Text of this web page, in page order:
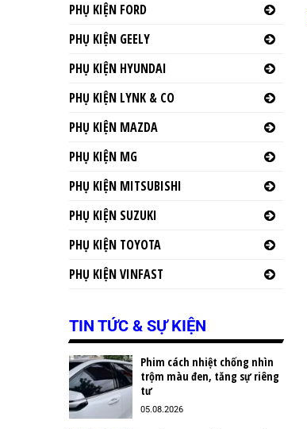
PHỤ KIỆN FORD
PHỤ KIỆN GEELY
PHỤ KIỆN HYUNDAI
PHỤ KIỆN LYNK & CO
PHỤ KIỆN MAZDA
PHỤ KIỆN MG
PHỤ KIỆN MITSUBISHI
PHỤ KIỆN SUZUKI
PHỤ KIỆN TOYOTA
PHỤ KIỆN VINFAST
TIN TỨC & SỰ KIỆN
Phim cách nhiệt chống nhìn
trộm màu đen, tăng sự riêng
tư
05.08.2026